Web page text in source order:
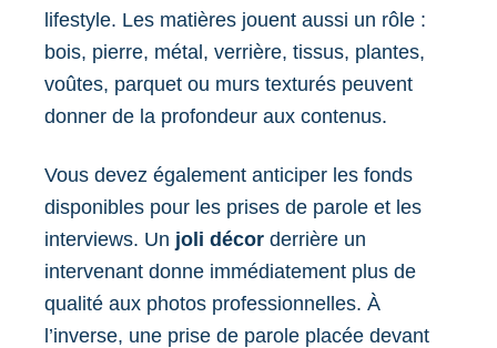
lifestyle. Les matières jouent aussi un rôle :
bois, pierre, métal, verrière, tissus, plantes,
voûtes, parquet ou murs texturés peuvent
donner de la profondeur aux contenus.
Vous devez également anticiper les fonds
disponibles pour les prises de parole et les
interviews. Un joli décor derrière un
intervenant donne immédiatement plus de
qualité aux photos professionnelles. À
l’inverse, une prise de parole placée devant